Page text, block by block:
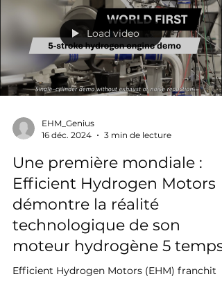
Load video
16 déc. 2024
3 min de lecture
Une première mondiale :
Efficient Hydrogen Motors
démontre la réalité
technologique de son
moteur hydrogène 5 temps